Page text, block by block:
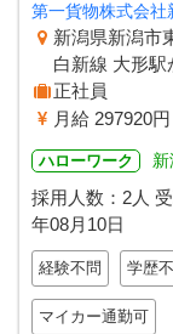
第一貨物株式会社
新潟県新潟市
白新線 大形駅
正社員
月給 297920
ハローワーク
採用人数：2人
年08月10日
経験不問 学歴
マイカー通勤可